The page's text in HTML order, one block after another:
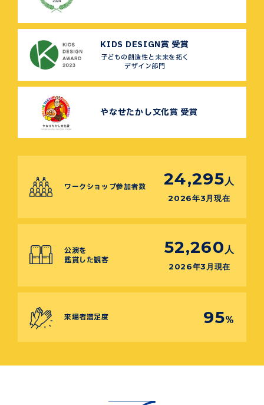
KIDS DESIGN賞 受賞
子どもの創造性と未来を拓く
デザイン部門
やなせたかし文化賞 受賞
ワークショップ参加者数 24,295 人
2026年3月現在
公演を
鑑賞した観客
52,260 人
2026年3月現在
来場者満足度 95%